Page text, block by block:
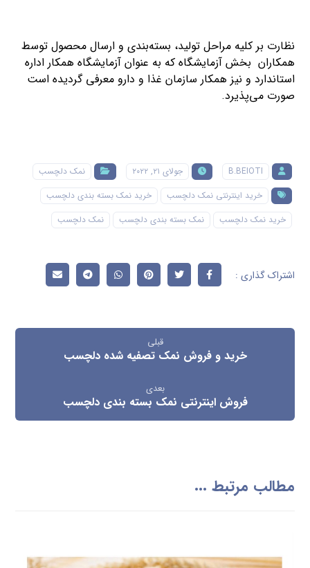
نظارت بر کلیه مراحل تولید، بسته­‌بندی و ارسال محصول توسط
همکاران بخش آزمایشگاه که به عنوان آزمایشگاه همکار اداره
استاندارد و نیز همکار سازمان غذا و دارو معرفی گردیده است
صورت می­‌پذیرد.
B.BEIOTI جولای ۲۱, ۲۰۲۲
نمک دلچسب
خرید اینترنتی نمک دلچسب
خرید نمک بسته بندی دلچسب
خرید نمک دلچسب
نمک بسته بندی دلچسب نمک دلچسب
قبلی
خرید و فروش نمک تصفیه شده دلچسب
بعدی
فروش اینترنتی نمک بسته بندی دلچسب
مطالب مرتبط ...